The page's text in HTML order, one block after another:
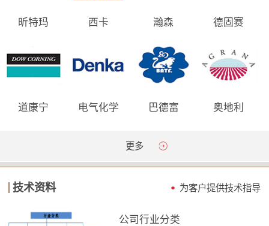
昕特玛 西卡 瀚森 德固赛
道康宁 电气化学 巴德富 奥地利
更多
技术资料 为客户提供技术指导
公司行业分类